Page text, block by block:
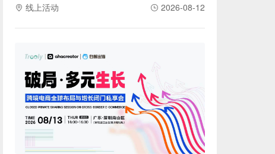
线上活动
2026-08-12